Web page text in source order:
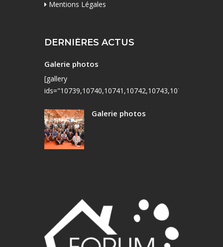
Mentions Légales
DERNIÈRES ACTUS
Galerie photos
[gallery
Galerie photos